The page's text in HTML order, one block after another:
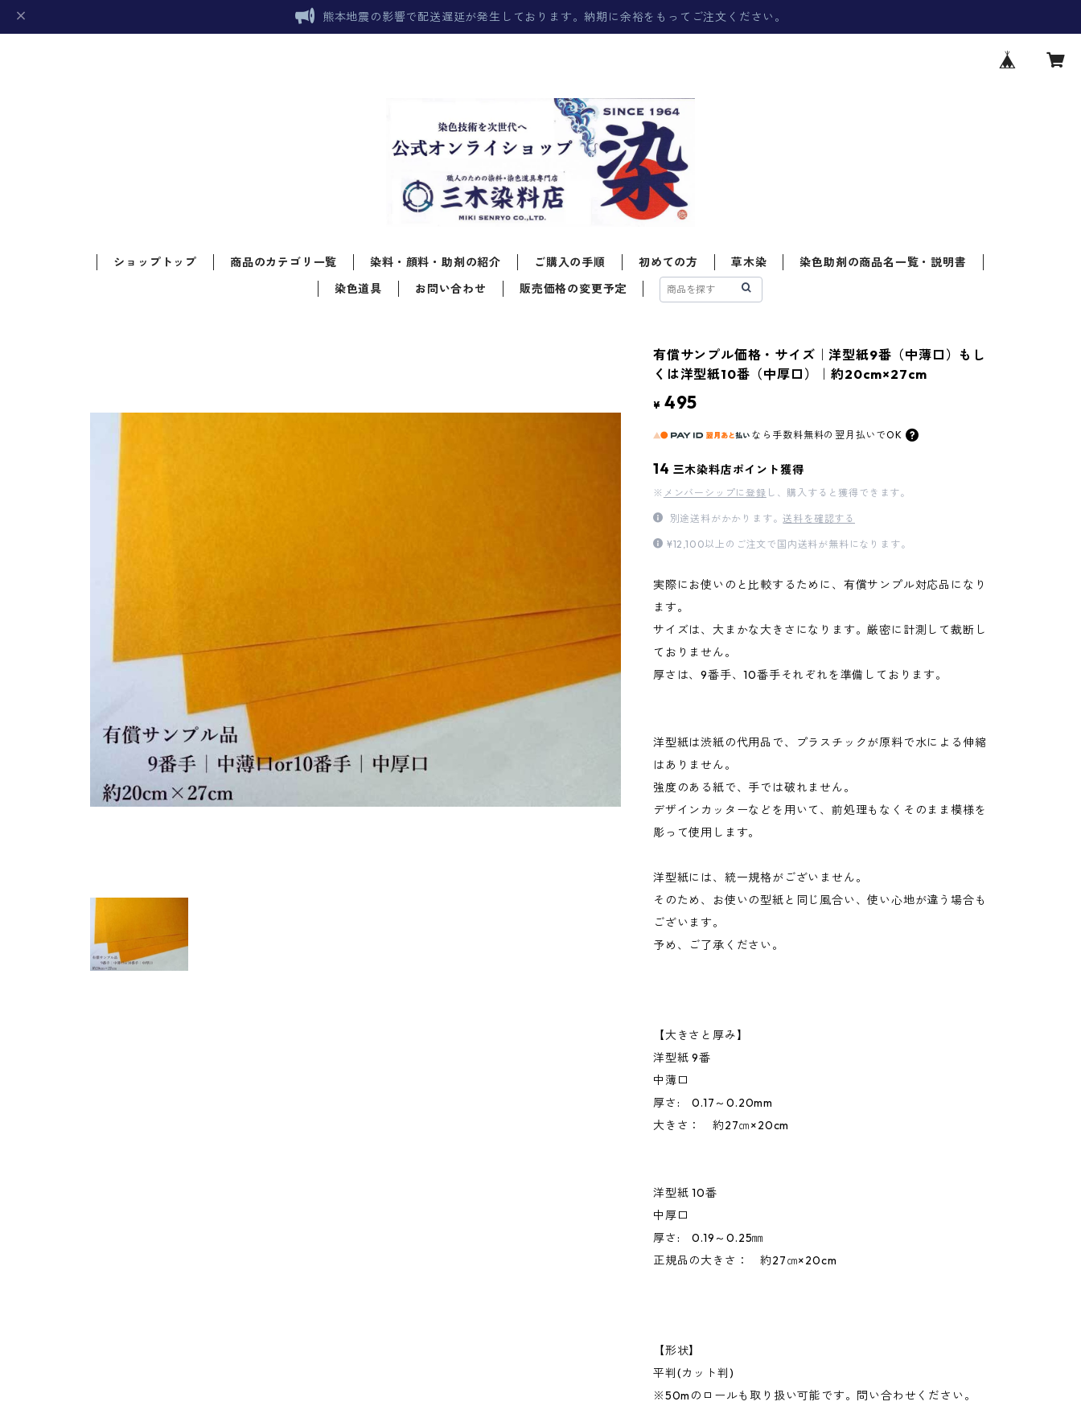
熊本地震の影響で配送遅延が発生しております。納期に余裕をもってご注文ください。
ショップトップ 商品のカテゴリ一覧 染料・顔料・助剤の紹介 ご購入の手順 初めての方 草木染
染色助剤の商品名一覧・説明書
染色道具
お問い合わせ 販売価格の変更予定
有償サンプル価格・サイズ｜洋型紙9番（中薄口）もし
くは洋型紙10番（中厚口）｜約20cm×27cm
¥ 495
なら 手数料無料の 翌月払いでOK
14 三木染料店ポイント獲得
※ メンバーシップに登録 し、購入すると獲得できます。
別途送料がかかります。送料を確認する
¥12,100以上のご注文で国内送料が無料になります。
実際にお使いのと比較するために、有償サンプル対応品になり
ます。
サイズは、大まかな大きさになります。厳密に計測して裁断し
ておりません。
厚さは、9番手、10番手それぞれを準備しております。
洋型紙は渋紙の代用品で、プラスチックが原料で水による伸縮
はありません。
強度のある紙で、手では破れません。
デザインカッターなどを用いて、前処理もなくそのまま模様を
彫って使用します。
洋型紙には、統一規格がございません。
そのため、お使いの型紙と同じ風合い、使い心地が違う場合も
ございます。
予め、ご了承ください。
【大きさと厚み】
洋型紙 9番
中薄口
厚さ: 0.17～0.20mm
大きさ： 約27㎝×20cm
洋型紙 10番
中厚口
厚さ: 0.19～0.25㎜
正規品の大きさ： 約27㎝×20cm
【形状】
平判(カット判)
※50mのロールも取り扱い可能です。問い合わせください。